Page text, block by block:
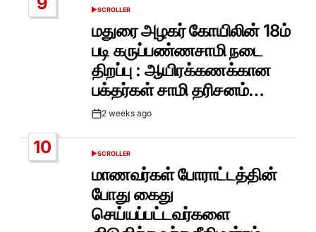
POSTED
SCROLLER
மதுரை அழகர் கோயிலின் 18ம்
படி கருப்பண்ணசாமி நடை
திறப்பு : ஆயிரக்கணக்கான
பக்தர்கள் சாமி தரிசனம்…
Post2 weeks ago
10
POSTED
SCROLLER
மாணவர்கள் போராட்டத்தின்
போது கைது
செய்யப்பட்டவர்களை